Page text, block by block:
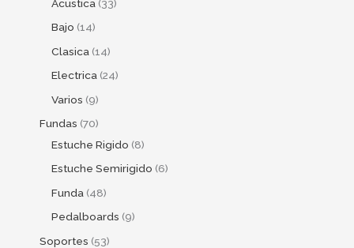
Acustica 33
Bajo 14
Clasica 14
Electrica 24
Varios 9
Fundas 70
Estuche Rigido 8
Estuche Semirigido 6
Funda 48
Pedalboards 9
Soportes 53